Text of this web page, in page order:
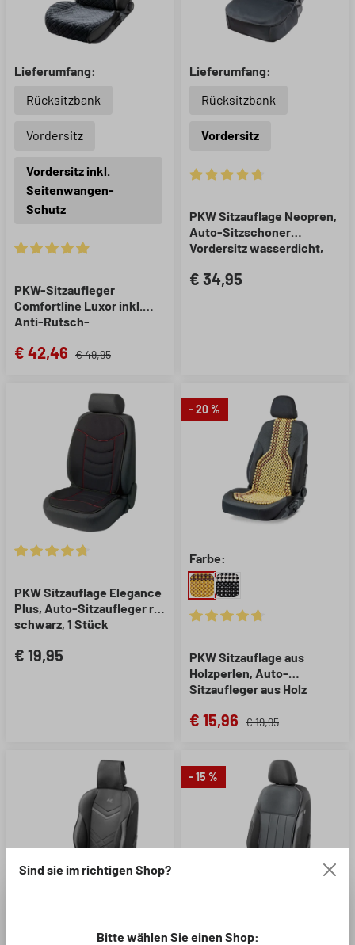
Lieferumfang:
Rücksitzbank
Vordersitz
Vordersitz inkl.
Seitenwangen-
Schutz
PKW-Sitzaufleger
Comfortline Luxor inkl.
Anti-Rutsch-
Sitzauflage für 1 Vordersitz
€ 42,46 € 49,95
Lieferumfang:
Rücksitzbank
Vordersitz
PKW Sitzauflage Neopren,
Auto-Sitzschoner
Vordersitz wasserdicht,
Schutzauflage und
€ 34,95
Durchschnittliche Bewertung von 4.85 von 5 Sternen
PKW Sitzauflage Elegance
Plus, Auto-Sitzaufleger rot
schwarz, 1 Stück
€ 19,95
- 20 %
Farbe:
PKW Sitzauflage aus
Holzperlen, Auto-
Sitzaufleger aus Holz
€ 15,96 € 19,95
- 15 %
Sind sie im richtigen Shop?
Bitte wählen Sie einen Shop: